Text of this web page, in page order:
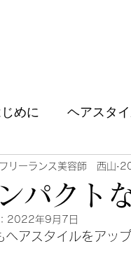
めに ヘアスタ
ブログ、つぶやき
パクト
フリーランス美容師 西山
2022年9月7日
ヘアスタイルをアップ